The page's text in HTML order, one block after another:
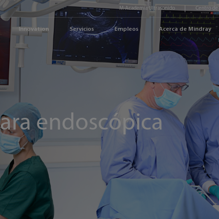
Innovation Servicios Empleos Acerca de Mindray
M-Academia Ultrasonido Centro de
endoscópica